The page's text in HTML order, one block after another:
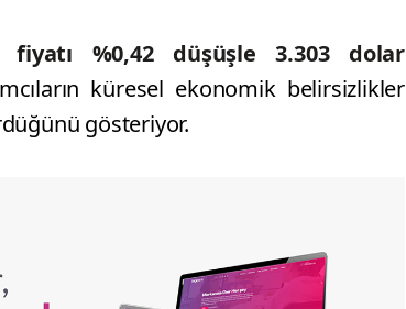
fiyatı %0,42 düşüşle 3.303 dolar
küresel ekonomik belirsizlikler
gösteriyor.